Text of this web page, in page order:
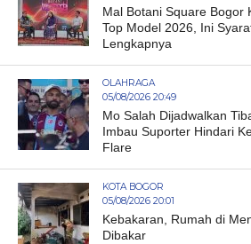
Mal Botani Square Bogor
Top Model 2026, Ini
Lengkapnya
OLAHRAGA
05/08/2026 20:49
Mo Salah Dijadwalkan
Imbau Suporter Hindari
Flare
KOTA BOGOR
05/08/2026 20:01
Kebakaran, Rumah di
Dibakar